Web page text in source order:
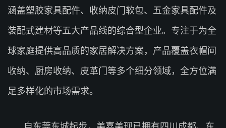
涵盖塑胶家具配件、收纳皮门软包、五金家具配件及
装配式建材等五大产品线的综合型企业。专注于为全
球家庭提供高品质的家居解决方案，产品覆盖衣帽间
收纳、厨房收纳、皮革门等多个细分领域，全方位满
足多样化的市场需求。